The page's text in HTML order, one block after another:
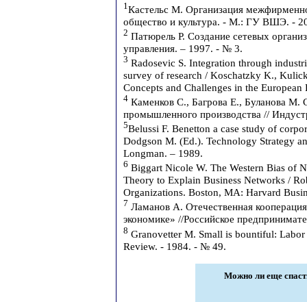
1 Кастельс М. Организация
общество и культура. - М.: ГУ ВШЭ. -
2 Патюрель Р. Создание сетевых
управления. – 1997. - № 3.
3 Radosevic S. Integration through
survey of research / Koschatzky K.,
Concepts and Challenges in the
4 Каменков С., Багрова Е., Буланова М.
промышленного производства //
5Belussi F. Benetton a case study of
Dodgson M. (Ed.). Technology Strategy
Longman. – 1989.
6 Biggart Nicole W. The Western Bias of
Theory to Explain Business Networks /
Organizations. Boston, MA: Harvard
7 Ламанов А. Отечественная
экономике» //Российское
8 Granovetter M. Small is bountiful:
Review. - 1984. - № 49.
Можно ли еще